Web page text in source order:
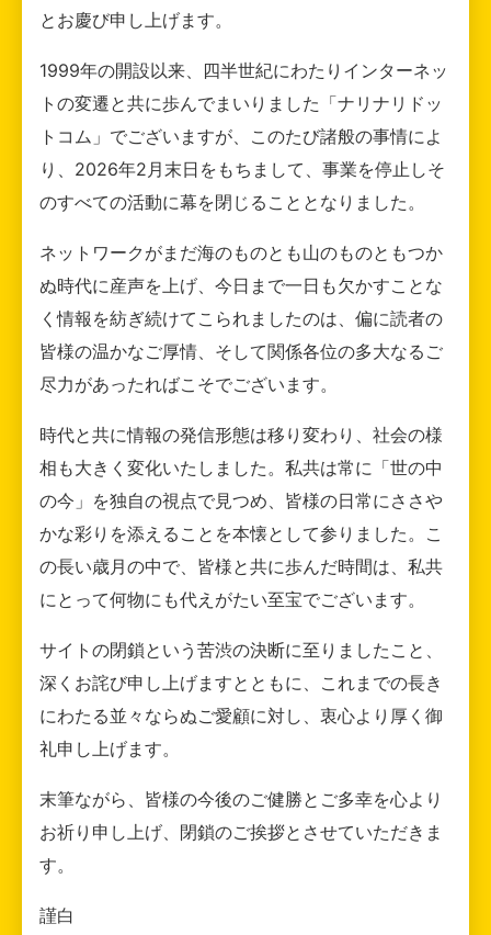
とお慶び申し上げます。
1999年の開設以来、四半世紀にわたりインターネッ
トの変遷と共に歩んでまいりました「ナリナリドッ
トコム」でございますが、このたび諸般の事情によ
り、2026年2月末日をもちまして、事業を停止しそ
のすべての活動に幕を閉じることとなりました。
ネットワークがまだ海のものとも山のものともつか
ぬ時代に産声を上げ、今日まで一日も欠かすことな
く情報を紡ぎ続けてこられましたのは、偏に読者の
皆様の温かなご厚情、そして関係各位の多大なるご
尽力があったればこそでございます。
時代と共に情報の発信形態は移り変わり、社会の様
相も大きく変化いたしました。私共は常に「世の中
の今」を独自の視点で見つめ、皆様の日常にささや
かな彩りを添えることを本懐として参りました。こ
の長い歳月の中で、皆様と共に歩んだ時間は、私共
にとって何物にも代えがたい至宝でございます。
サイトの閉鎖という苦渋の決断に至りましたこと、
深くお詫び申し上げますとともに、これまでの長き
にわたる並々ならぬご愛顧に対し、衷心より厚く御
礼申し上げます。
末筆ながら、皆様の今後のご健勝とご多幸を心より
お祈り申し上げ、閉鎖のご挨拶とさせていただきま
す。
謹白